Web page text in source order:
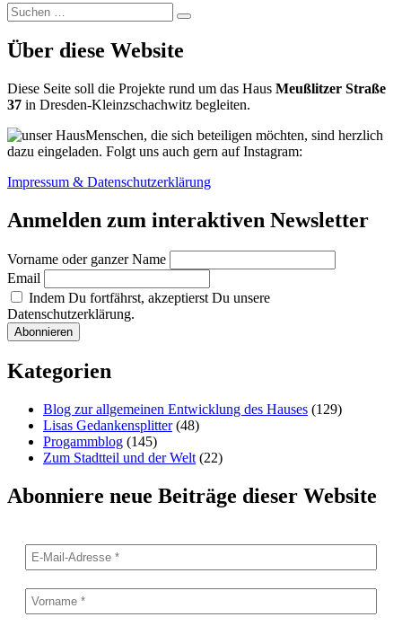
Suchen
nach:
Suchen
Über diese Website
Diese Seite soll die Projekte rund um das Haus Meußlitzer Straße
37 in Dresden-Kleinzschachwitz begleiten.
Menschen, die sich beteiligen möchten, sind herzlich
dazu eingeladen. Folgt uns auch gern auf Instagram:
Impressum & Datenschutzerklärung
Anmelden zum interaktiven Newsletter
Vorname oder ganzer Name
Email
Indem Du fortfährst, akzeptierst Du unsere
Datenschutzerklärung.
Kategorien
Blog zur allgemeinen Entwicklung des Hauses (129)
Lisas Gedankensplitter(48)
Progammblog (145)
Zum Stadtteil und der Welt (22)
Abonniere neue Beiträge dieser Website